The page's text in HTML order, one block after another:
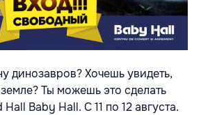
динозавров? Хочешь увидеть,
Ты можешь это сделать
Baby Hall. С 11 по 12 августа.